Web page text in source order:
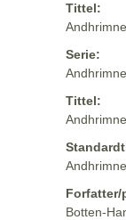
Tittel:
Serie:
Tittel:
Forfatter/
Botten-